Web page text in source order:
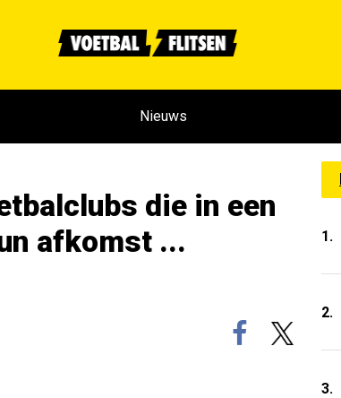
Nieuws
die in een
afkomst ...
1.
2.
3.